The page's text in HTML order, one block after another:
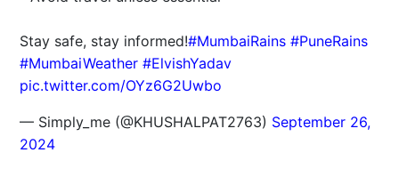
Stay safe, stay informed!#MumbaiRains #PuneRains
#MumbaiWeather #ElvishYadav
pic.twitter.com/OYz6G2Uwbo
— Simply_me (@KHUSHALPAT2763) September 26,
2024